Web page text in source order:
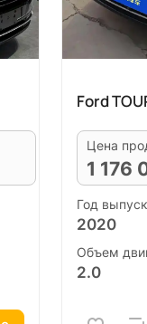
Ford
Цена
1 176
Год
2020
Объем
2.0